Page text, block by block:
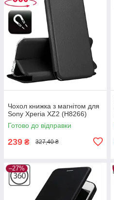
Чохол книжка з магнітом для
Sony Xperia XZ2 (H8266)
Готово до відправки
239 ₴ 327,40 ₴
–27%